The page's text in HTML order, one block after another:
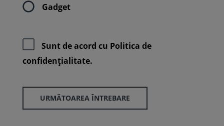
Gadget
Sunt de acord cu Politica de
confidenţialitate.
URMĂTOAREA ÎNTREBARE